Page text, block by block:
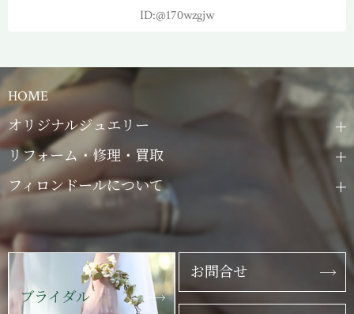
ID:@170wzgjw
HOME
オリジナルジュエリー
リフォーム・修理・買取
フィロンドールについて
ブライダル
お問合せ